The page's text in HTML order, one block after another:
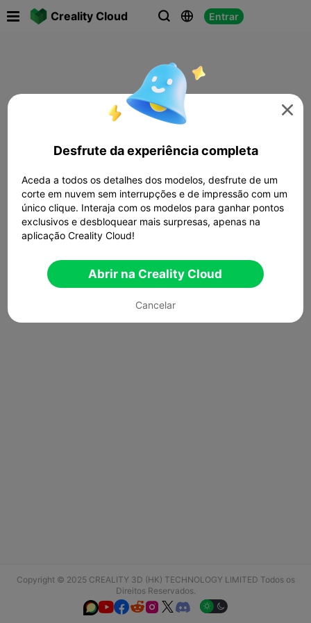
Creality Cloud   Entrar
Copyright © 2025 CREALITY 3D (HK) TECHNOLOGY LIMITED Todos os
Direitos Reservados.
  

Desfrute da experiência completa
Aceda a todos os detalhes dos modelos, desfrute de um
corte em nuvem sem interrupções e de impressão com um
único clique. Interaja com os modelos para ganhar pontos
exclusivos e desbloquear mais surpresas, apenas na
aplicação Creality Cloud!
Abrir na Creality Cloud
Cancelar